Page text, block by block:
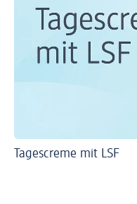
Tagescreme mit LSF